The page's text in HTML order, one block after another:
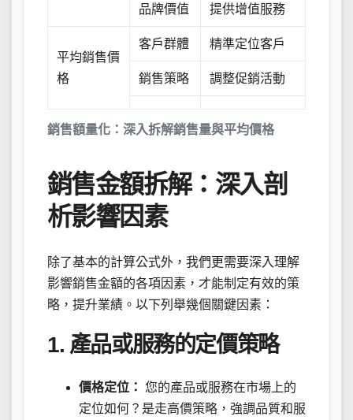
銷售額量化：深入拆解銷售量與平均價格
品牌價值 提供增值服務
平均銷售價
格
客戶群體 精準定位客戶
銷售策略 調整促銷活動
銷售金額拆解：深入剖
析影響因素
除了基本的計算公式外，我們更需要深入理解
影響銷售金額的各項因素，才能制定有效的策
略，提升業績。以下列舉幾個關鍵因素：
1. 產品或服務的定價策略
價格定位： 您的產品或服務在市場上的
定位如何？是走高價策略，強調品質和服